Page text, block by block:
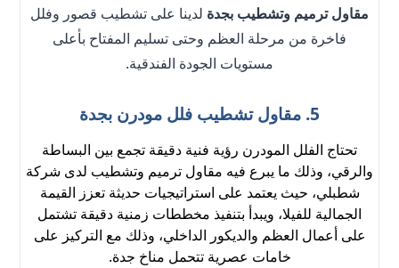
مقاول ترميم وتشطيب بجدة لدينا على تشطيب قصور وفلل
فاخرة من مرحلة العظم وحتى تسليم المفتاح بأعلى
مستويات الجودة الفندقية.
5. مقاول تشطيب فلل مودرن بجدة
تحتاج الفلل المودرن رؤية فنية دقيقة تجمع بين البساطة
والرقي، وذلك ما يبرع فيه مقاول ترميم وتشطيب لدى شركة
شطبلي، حيث يعتمد على استراتيجيات حديثة تعزز القيمة
الجمالية للفيلا، ويبدأ بتنفيذ مخططات زمنية دقيقة تشتمل
على أعمال العظم والديكور الداخلي، وذلك مع التركيز على
خامات عصرية تتحمل مناخ جدة.